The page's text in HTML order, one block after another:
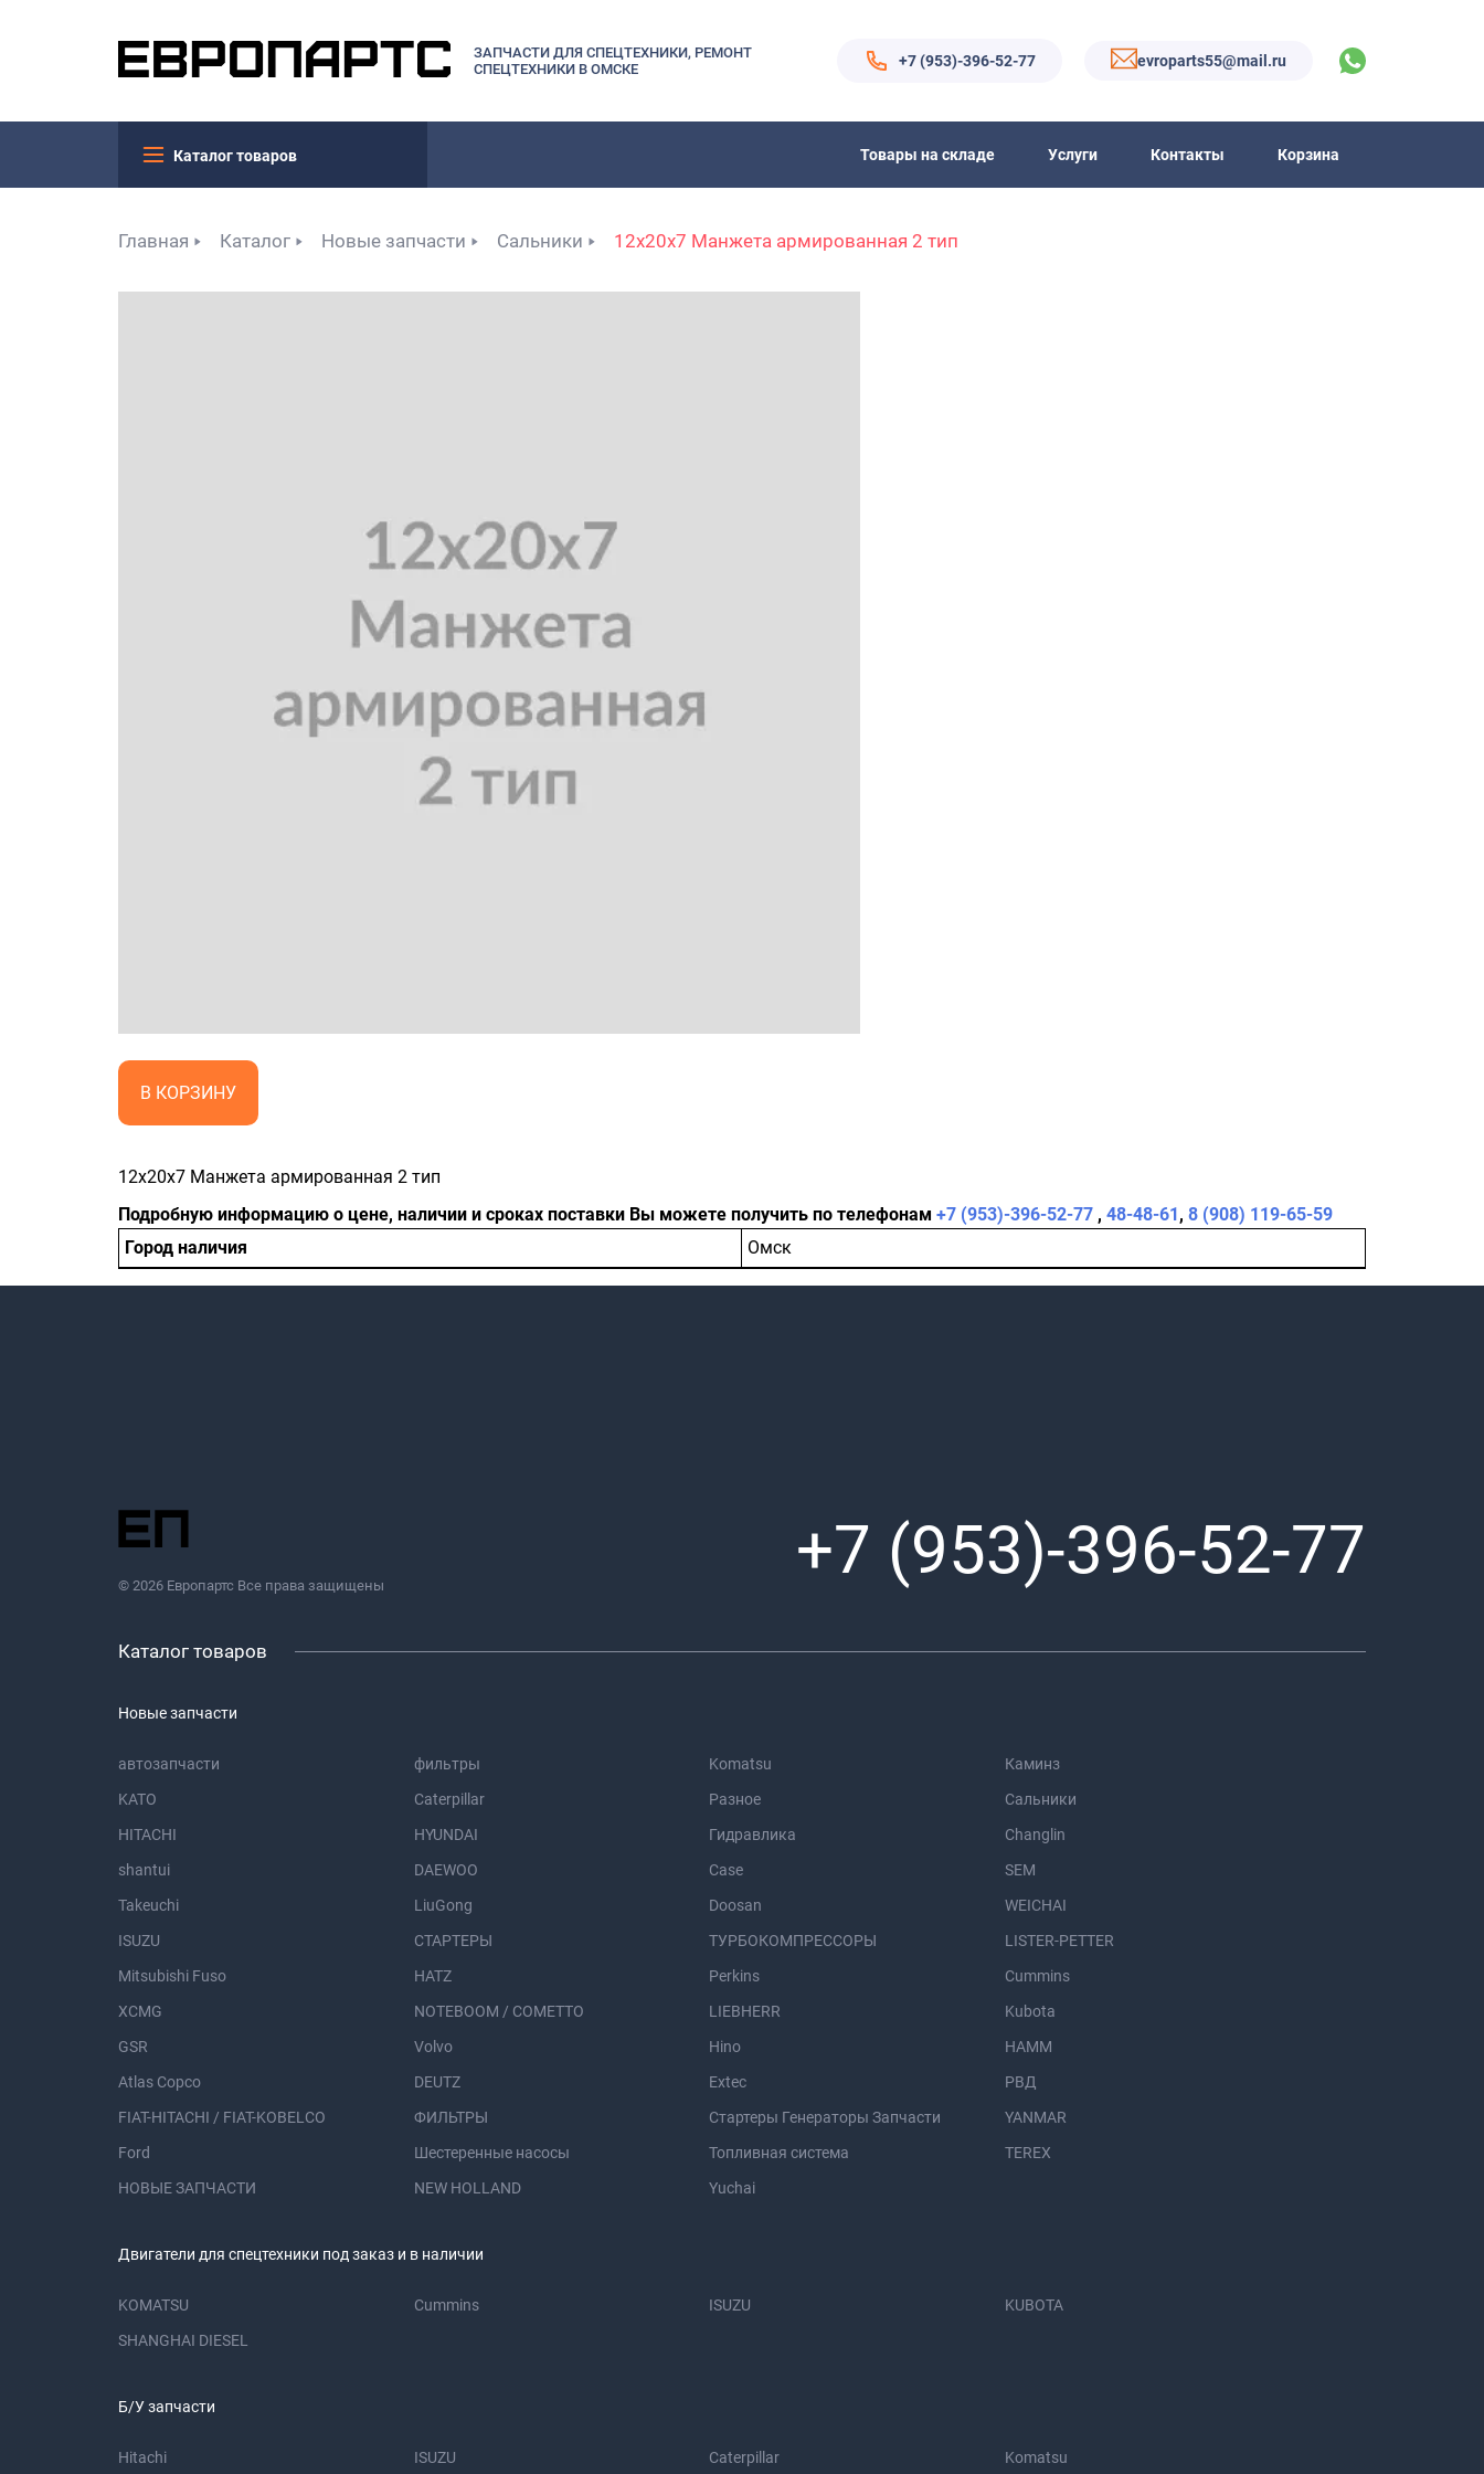
ЗАПЧАСТИ ДЛЯ СПЕЦТЕХНИКИ, РЕМОНТ
СПЕЦТЕХНИКИ В ОМСКЕ
+7 (953)-396-52-77 evroparts55@mail.ru
Каталог товаров Товары на складе Услуги Контакты Корзина
Главная Каталог Новые запчасти Сальники 12x20x7 Манжета армированная 2 тип
В КОРЗИНУ
12x20x7 Манжета армированная 2 тип
Подробную информацию о цене, наличии и сроках поставки Вы можете получить по телефонам +7 (953)-396-52-77 , 48-48-61, 8 (908) 119-65-59
Город наличия
Омск
© 2026 Европартс Все права защищены +7 (953)-396-52-77
Каталог товаров
Новые запчасти
автозапчасти фильтры Komatsu
Каминз
KATO
Caterpillar Разное
Сальники
HITACHI
HYUNDAI Гидравлика
Changlin
shantui
DAEWOO Case
SEM
Takeuchi
LiuGong Doosan
WEICHAI
ISUZU
СТАРТЕРЫ ТУРБОКОМПРЕССОРЫ
LISTER-PETTER
Mitsubishi Fuso
HATZ Perkins
Cummins
XCMG
NOTEBOOM / COMETTO LIEBHERR
Kubota
GSR
Volvo Hino
HAMM
Atlas Copco
DEUTZ Extec
РВД
FIAT-HITACHI / FIAT-KOBELCO
ФИЛЬТРЫ Стартеры Генераторы Запчасти
YANMAR
Ford
Шестеренные насосы Топливная система
TEREX
НОВЫЕ ЗАПЧАСТИ
NEW HOLLAND Yuchai
Двигатели для спецтехники под заказ и в наличии
KOMATSU Cummins ISUZU
KUBOTA
SHANGHAI DIESEL
Б/У запчасти
Hitachi ISUZU Caterpillar Komatsu